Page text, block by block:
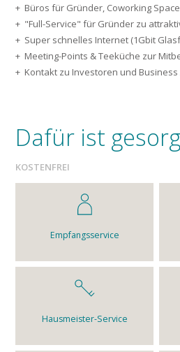
Büros für Gründer, Coworking
"Full-Service" für Gründer zu
Super schnelles Internet (1Gbit
Meeting-Points & Teeküche zur
Kontakt zu Investoren und Business
Dafür ist
KOSTENFREI
Empfangsservice
Hausmeister-Service